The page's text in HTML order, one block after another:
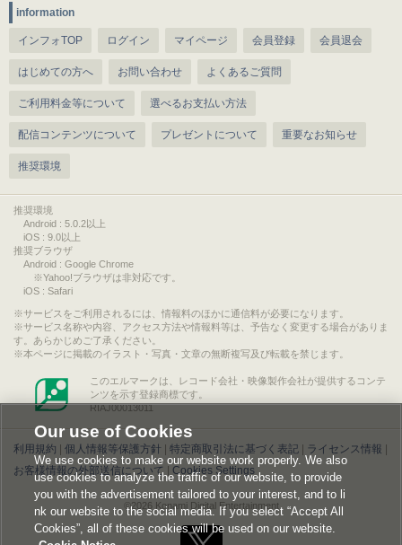
information
インフォTOP ログイン マイページ 会員登録 会員退会
はじめての方へ お問い合わせ よくあるご質問
ご利用料金等について 選べるお支払い方法
配信コンテンツについて プレゼントについて 重要なお知らせ
推奨環境
推奨環境
Android : 5.0.2以上
iOS : 9.0以上
推奨ブラウザ
Android : Google Chrome
※Yahoo!ブラウザは非対応です。
iOS : Safari
サービスをご利用されるには、情報料のほかに通信料が必要になります。
サービス名称や内容、アクセス方法や情報料等は、予告なく変更する場合がありま
す。あらかじめご了承ください。
本ページに掲載のイラスト・写真・文章の無断複写及び転載を禁じます。
このエルマークは、レコード会社・映像製作会社が提供するコンテ
ンツを示す登録商標です。
RIAJ00013011
利用規約 個人情報等保護方針 特定商取引法に基づく表記 ライセンス情報
お客様情報の外部送信について
Cookies Settings
©2026 Konami Digital Entertainment
Our use of Cookies
We use cookies to make our website work properly. We also
use cookies to analyze the traffic of our website, to provide
you with the advertisement tailored to your interest, and to li
nk our website to the social media. If you select “Accept All
Cookies”, all of these cookies will be used on our website.